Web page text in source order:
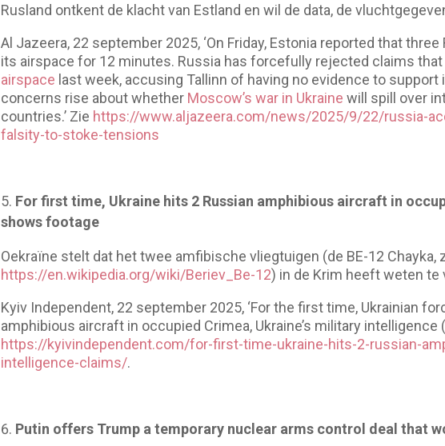
Rusland ontkent de klacht van Estland en wil de data, de
Al Jazeera, 22 september 2025, ‘On Friday, Estonia reported that
its airspace for 12 minutes. Russia has forcefully rejected claims
airspace last week, accusing Tallinn of having no evidence to
concerns rise about whether Moscow’s war in Ukraine will spill over
countries.’ Zie https://www.aljazeera.com/news/2025/9/22/russia-
falsity-to-stoke-tensions
For first time, Ukraine hits 2 Russian amphibious aircraft in
shows footage
Oekraïne stelt dat het twee amfibische vliegtuigen (de BE-12 Chayka,
https://en.wikipedia.org/wiki/Beriev_Be-12) in de Krim heeft weten te
Kyiv Independent, 22 september 2025, ‘For the first time, Ukrainian
amphibious aircraft in occupied Crimea, Ukraine’s military intelligence
https://kyivindependent.com/for-first-time-ukraine-hits-2-russian-
intelligence-claims/.
Putin offers Trump a temporary nuclear arms control deal that